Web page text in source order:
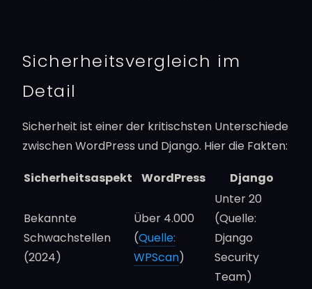
Sicherheitsvergleich im
Detail
Sicherheit ist einer der kritischsten Unterschiede
zwischen WordPress und Django. Hier die Fakten:
Sicherheitsaspekt
WordPress Django
Bekannte
Schwachstellen
(2024)
Über 4.000
(Quelle:
WPScan)
Unter 20
(Quelle:
Django
Security
Team)